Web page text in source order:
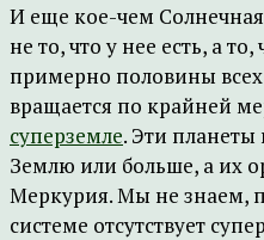
И еще кое-чем Солнечная
не то, что у нее есть, а
примерно половины
вращается по крайней
суперземле. Эти
Землю или больше, а их
Меркурия. Мы не знаем,
системе отсутствует